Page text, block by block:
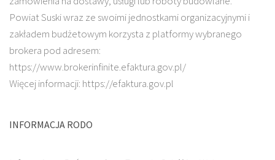
Powiat Suski wraz ze swoimi jednostkami organizacyjnymi i
zakładem budżetowym korzysta z platformy wybranego
brokera pod adresem:
https://www.brokerinfinite.efaktura.gov.pl/
Więcej informacji: https://efaktura.gov.pl
INFORMACJA RODO